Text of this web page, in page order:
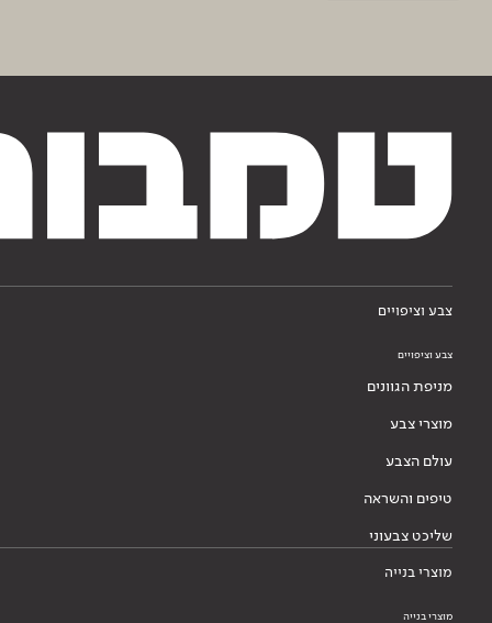
צבע וציפויים
צבע וציפויים
מניפת הגוונים
מוצרי צבע
עולם הצבע
טיפים והשראה
שליכט צבעוני
מוצרי בנייה
מוצרי בנייה